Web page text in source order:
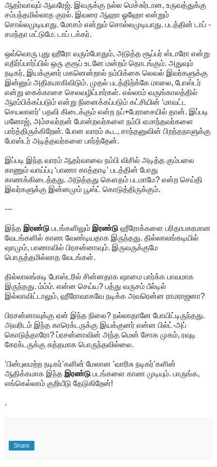
ஆதர்வாவும் ஆவரேஜ். இவருக்கு நல்ல மெச்சுர்டான, உருவத்துக்கு
சம்பந்தமில்லாத குரல். இவரை ஆஹா ஓஹோ என்றும்
சொல்லமுடியாது. மோசம் என்றும் சொல்லமுடியாது. படத்தின் டாப் -
சமந்தா மட்டுமே. டாப் டக்கர்.
ஒவ்வொரு புது ஹீரோ வரும்போதும், அடுத்த சூப்பர் ஸ்டாரோ என்று
எதிர்ப்பார்ப்பில் ஒரு குரூப் உடனே மன்றம் தொடங்கும். அதுவும்
நடிகர், இயக்குனர் மகனென்றால் நம்பிக்கை லெவல் இவர்களுக்கு
இன்னும் அதிகமாகிவிடும். முதல் படத்திற்க்கே மாலை, போஸ்டர்
என்று கைக்காசை செலவழிப்பார்கள். எல்லாம் வருங்காலத்தில்
ஆரம்பிக்கப்படும் என்று நினைக்கப்படும் கட்சியின் ‘மாவட்ட
செயலாளர்’ பதவி கிடைக்கும் என்ற நப்+பேராசையில் தான். இப்படி
மனோஜ், அம்சவர்தன் போன்றவர்களை நம்பி ஏமாந்தவர்களை
பார்த்திருக்கிறேன். போன வாரம் கூட, சாந்தனுவின் பிறந்தநாளுக்கு
போஸ்டர் அடித்தவர்களை பார்த்தேன்.
இப்படி இந்த வாரம் ஆதர்வாவை நம்பி விசில் அடித்த கும்பலை
காணும் வாய்ப்பு ‘பாணா காத்தாடி’ படத்தின் போது
காணக்கிடைத்தது. அடுத்தது கௌதம் படமாமே? என்ற செய்தி
இவர்களுக்கு இன்னமும் பூஸ்ட் கொடுத்திருக்கும்.
---
இந்த இரண்டு படங்களிலும் இரண்டு ஹீரோக்களை பரிதாபகரமான
வேடங்களில் காண வேண்டியதாக இருந்தது. தில்லாலங்கடியில்
ஷாமும், பாணாவில் பிரசன்னாவும். இருவருக்குமே
பொருத்தமில்லாத வேடங்கள்.
தில்லாலங்கடி போஸ்டரில் சின்னதாக ஷாமை பார்க்க பாவமாக
இருந்தது. ம்ம்ம். என்ன செய்ய? பத்து வருசம் பீல்டில்
இல்லாவிட்டாலும், ஹீரோவாகவே நடிக்க அவரென்ன ராமராஜனா?
பிரசன்னாவுக்கு ஏன் இந்த நிலை? நல்லாதானே போயிட்டிருந்தது.
அவரிடம் இந்த காரெக்டருக்கு இயக்குனர் என்ன பில்ட்-அப்
கொடுத்தாரோ? ப்ரசன்னாவின் அந்த மென் சோக முகம், ரவுடி
கேரக்டருக்கு சுத்தமாக பொருந்தவில்லை.
’பின்புலமற்ற நடிகர்’களின் மேலான ’வாரிசு நடிகர்’களின்
ஆதிக்கமாக இந்த இரண்டு படங்களை காண முடியும். பாருங்க,
எங்கெல்லாம் குறியீடு தேடுகிறேன்!
.
Share